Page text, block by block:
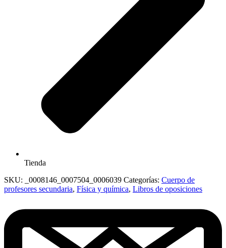
Tienda
SKU:
_0008146_0007504_0006039 Categorías: Cuerpo de
profesores secundaria, Física y química, Libros de oposiciones